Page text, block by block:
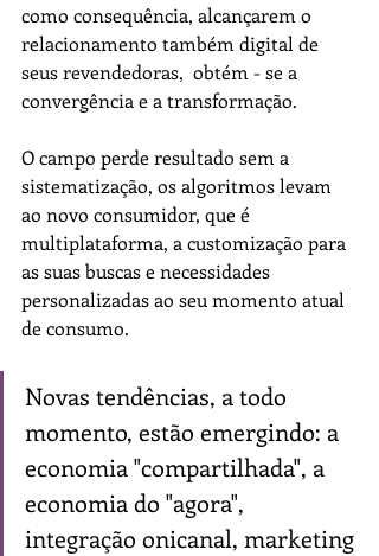
como consequência, alcançarem o
relacionamento também digital de
seus revendedoras,  obtém - se a
convergência e a transformação.
O campo perde resultado sem a
sistematização, os algoritmos levam
ao novo consumidor, que é
multiplataforma, a customização para
as suas buscas e necessidades
personalizadas ao seu momento atual
de consumo.
Novas tendências, a todo
momento, estão emergindo: a
economia "compartilhada", a
economia do "agora",
integração onicanal, marketing